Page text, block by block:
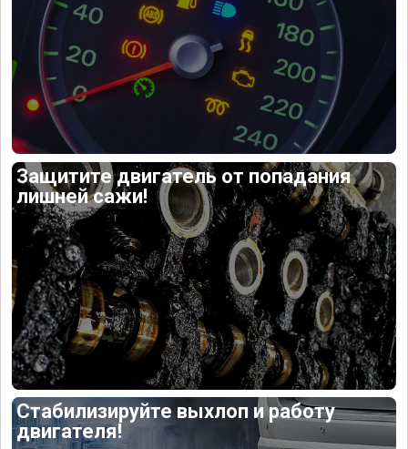
Защитите двигатель от попадания
лишней сажи!
Стабилизируйте выхлоп и работу
двигателя!